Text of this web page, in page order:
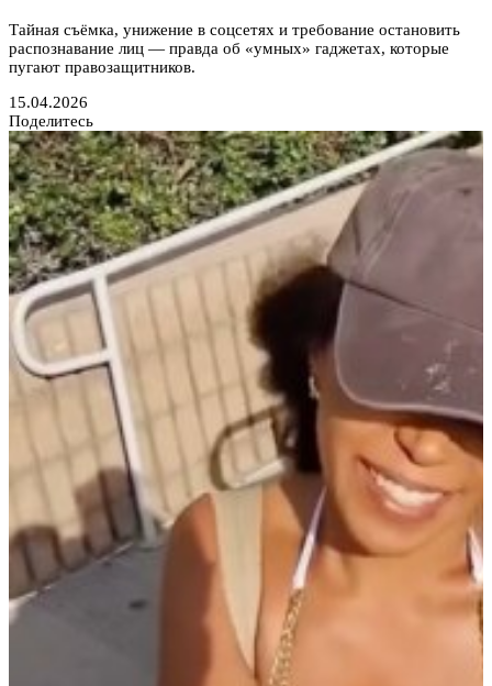
Тайная съёмка, унижение в соцсетях и требование остановить
распознавание лиц — правда об «умных» гаджетах, которые
пугают правозащитников.
15.04.2026
Поделитесь